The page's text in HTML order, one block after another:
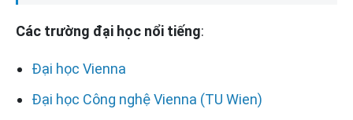
Các trường đại học nổi tiếng:
Đại học Vienna
Đại học Công nghệ Vienna (TU Wien)